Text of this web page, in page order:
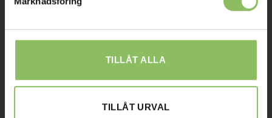
TILLÅT ALLA
TILLÅT URVAL
168 67 Bromma
Sommaröppettider:
Övriga dagar har vi stängt.